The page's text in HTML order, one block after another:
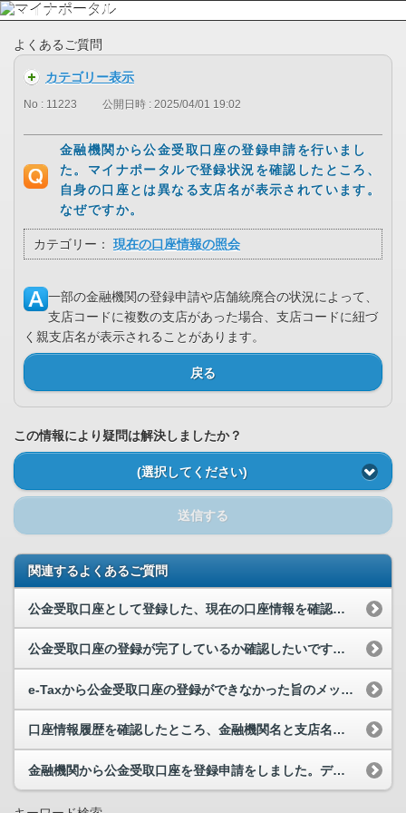
よくあるご質問
カテゴリー表示
No : 11223 公開日時 : 2025/04/01 19:02
金融機関から公金受取口座の登録申請を行いまし
た。マイナポータルで登録状況を確認したところ、
自身の口座とは異なる支店名が表示されています。
なぜですか。
カテゴリー： 現在の口座情報の照会
一部の金融機関の登録申請や店舗統廃合の状況によって、
支店コードに複数の支店があった場合、支店コードに紐づ
く親支店名が表示されることがあります。
戻る
この情報により疑問は解決しましたか？
(選択してください)
送信する
関連するよくあるご質問
公金受取口座として登録した、現在の口座情報を確認する方法について教えてください。
公金受取口座の登録が完了しているか確認したいです。どうすればよいですか。
e-Taxから公金受取口座の登録ができなかった旨のメッセージが届き、マイナポータルで公金受取口...
口座情報履歴を確認したところ、金融機関名と支店名が変更されていました。
金融機関から公金受取口座を登録申請をしました。デジタル庁から通知が届きますか。